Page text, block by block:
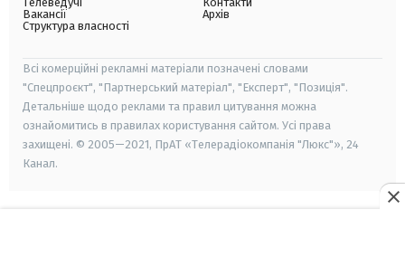
Вакансії
Структура власності
Архів
Всі комерційні рекламні матеріали позначені словами
"Спецпроєкт", "Партнерський матеріал", "Експерт", "Позиція".
Детальніше щодо реклами та правил цитування можна
ознайомитись в правилах користування сайтом. Усі права
захищені. © 2005—2021, ПрАТ «Телерадіокомпанія "Люкс"», 24
Канал.